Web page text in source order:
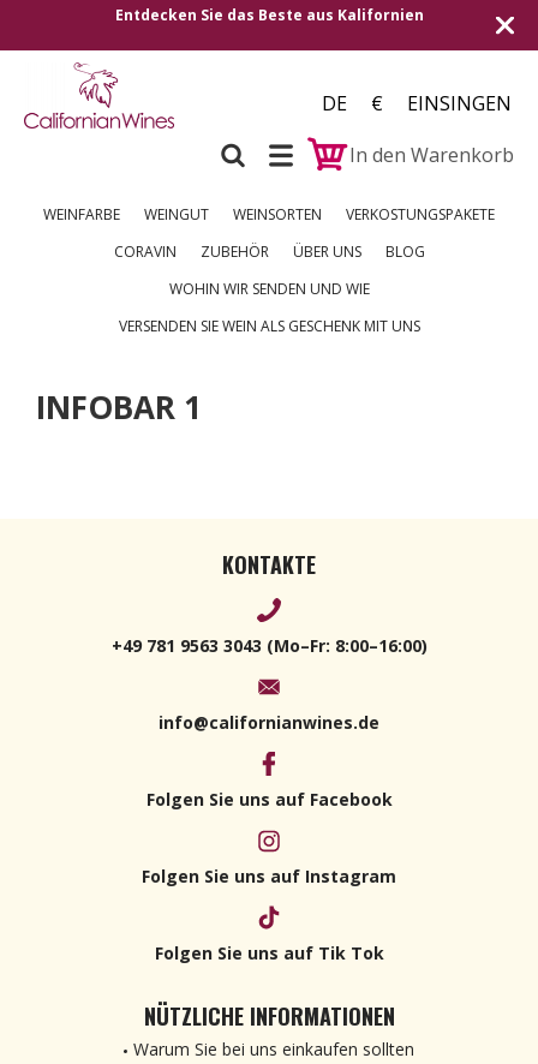
Entdecken Sie das Beste aus Kalifornien
DE €
EINSINGEN
In den Warenkorb
WEINFARBE WEINGUT WEINSORTEN
VERKOSTUNGSPAKETE
CORAVIN
ZUBEHÖR ÜBER UNS
BLOG
WOHIN WIR SENDEN UND WIE
VERSENDEN SIE WEIN ALS GESCHENK MIT UNS
INFOBAR 1
KONTAKTE
+49 781 9563 3043 (Mo–Fr: 8:00–16:00)
info@californianwines.de
Folgen Sie uns auf Facebook
Folgen Sie uns auf Instagram
Folgen Sie uns auf Tik Tok
NÜTZLICHE INFORMATIONEN
Warum Sie bei uns einkaufen sollten